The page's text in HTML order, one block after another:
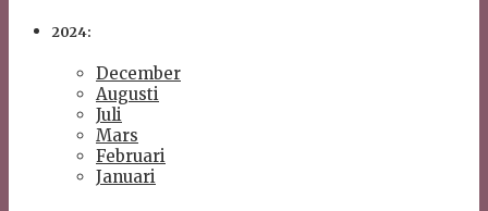
2024:
December
Augusti
Juli
Mars
Februari
Januari